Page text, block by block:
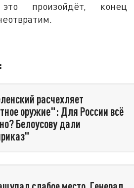
произойдёт, конец
расчехляет
оружие": Для России всё
Белоусову дали